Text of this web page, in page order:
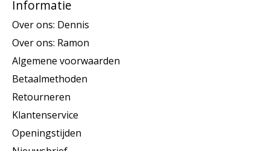
Informatie
Over ons: Dennis
Over ons: Ramon
Algemene voorwaarden
Betaalmethoden
Retourneren
Klantenservice
Openingstijden